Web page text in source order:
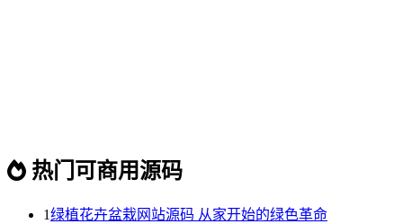
热门可商用源码
1绿植花卉盆栽网站源码 从家开始的绿色革命